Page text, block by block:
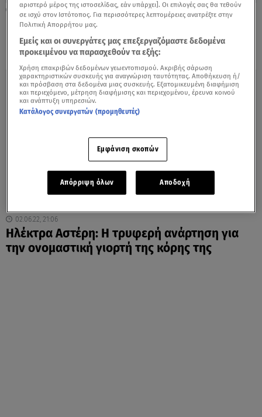
14.07.22, 23:12
Ευτυχής Μπλέτσας - Ηλέκτρα Αστέρη: Η
κορούλα τους έγινε ενός χρόνου
02.06.22, 21:06
Ηλέκτρα Αστέρη: Η τρυφερή ανάρτηση για
την ονομαστική γιορτή της κόρης της
αριστερό μέρος της ιστοσελίδας, εάν υπάρχει]. Οι επιλογές σας θα τεθούν
σε ισχύ στον Ιστότοπος. Για περισσότερες λεπτομέρειες ανατρέξτε στην
Πολιτική Απορρήτου μας.
Εμείς και οι συνεργάτες μας επεξεργαζόμαστε δεδομένα
προκειμένου να παρασχεθούν τα εξής:
Χρήση επακριβών δεδομένων γεωεντοπισμού. Ακριβής σάρωση
χαρακτηριστικών συσκευής για αναγνώριση ταυτότητας. Αποθήκευση ή/
και πρόσβαση στα δεδομένα μιας συσκευής. Εξατομικευμένη διαφήμιση
και περιεχόμενο, μέτρηση διαφήμισης και περιεχομένου, έρευνα κοινού
και ανάπτυξη υπηρεσιών.
Κατάλογος συνεργατών (προμηθευτές)
Εμφάνιση σκοπών
Απόρριψη όλων Αποδοχή